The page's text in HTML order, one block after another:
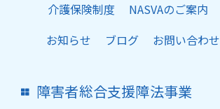
介護保険制度
NASVAのご案内
お知らせ
ブログ お問い合わせ
障害者総合支援障法事業